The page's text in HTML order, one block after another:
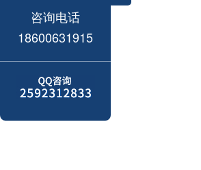
咨询电话
18600631915